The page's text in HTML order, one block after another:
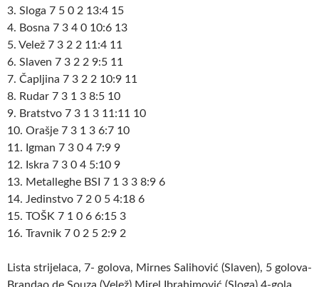
3. Sloga 7 5 0 2 13:4 15
4. Bosna 7 3 4 0 10:6 13
5. Velež 7 3 2 2 11:4 11
6. Slaven 7 3 2 2 9:5 11
7. Čapljina 7 3 2 2 10:9 11
8. Rudar 7 3 1 3 8:5 10
9. Bratstvo 7 3 1 3 11:11 10
10. Orašje 7 3 1 3 6:7 10
11. Igman 7 3 0 4 7:9 9
12. Iskra 7 3 0 4 5:10 9
13. Metalleghe BSI 7 1 3 3 8:9 6
14. Jedinstvo 7 2 0 5 4:18 6
15. TOŠK 7 1 0 6 6:15 3
16. Travnik 7 0 2 5 2:9 2
Lista strijelaca, 7- golova, Mirnes Salihović (Slaven), 5 golova-